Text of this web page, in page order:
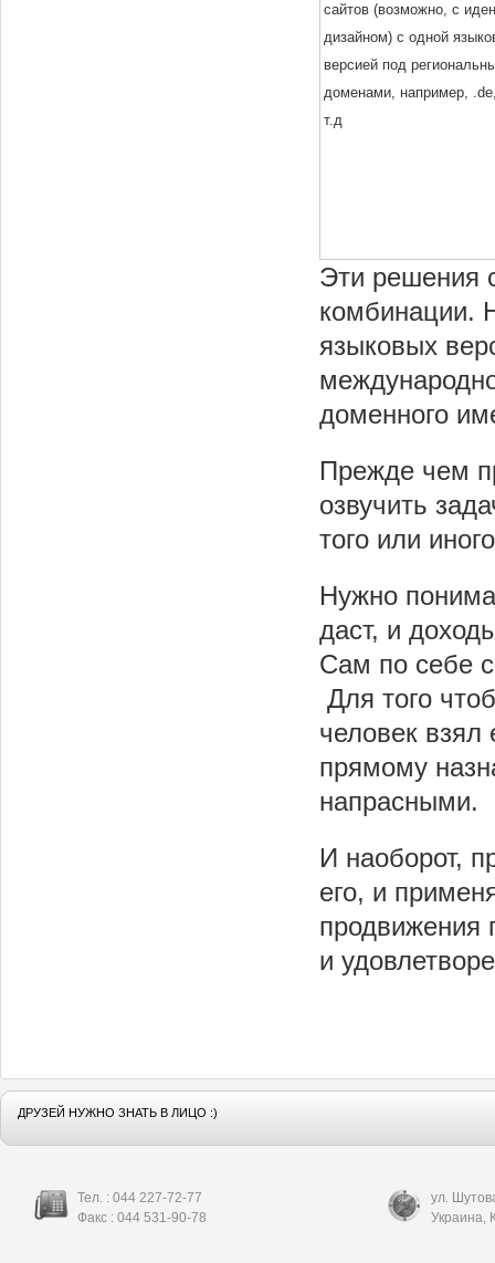
сайтов (возможно, с
дизайном) с одной
версией под
доменами, например,
т.д
Эти решения
комбинации.
языковых
доменного
Прежде чем
озвучить
того или
Нужно
даст, и
Сам по себе
Для того
человек взял
прямому
напрасными.
И наоборот,
его, и
продвижения
и
ДРУЗЕЙ НУЖНО ЗНАТЬ В ЛИЦО :)
Тел. : 044 227-72-77
Факс : 044 531-90-78
ул.
Украина,